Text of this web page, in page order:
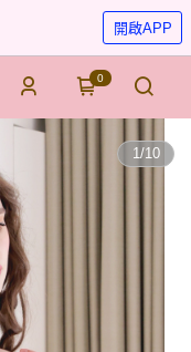
開啟APP
0
1/10